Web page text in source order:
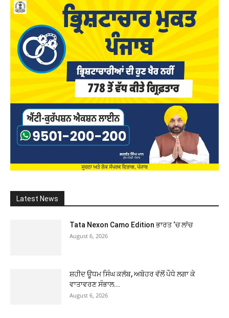
Latest News
Tata Nexon Camo Edition ਭਾਰਤ ‘ਚ ਲਾਂਚ
August 6, 2026
ਸ਼ਹੀਦ ਊਧਮ ਸਿੰਘ ਕਲੱਬ, ਅਬੋਹਰ ਵੱਲੋਂ ਪੌਧੇ ਲਗਾ ਕੇ
ਵਾਤਾਵਰਣ ਸੰਭਾਲ...
August 6, 2026